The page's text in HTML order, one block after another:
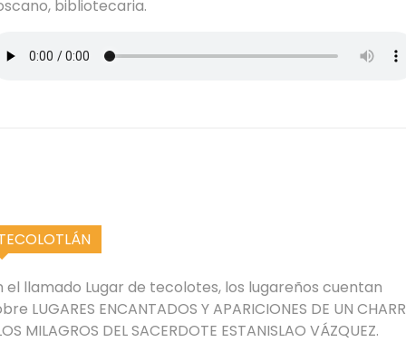
bibliotecaria.
el llamado Lugar de tecolotes, los lugareños cuentan
LUGARES ENCANTADOS Y APARICIONES DE UN
MILAGROS DEL SACERDOTE ESTANISLAO VÁZQUEZ.